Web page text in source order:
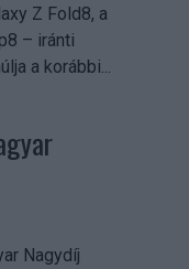
Z Fold8, a
– iránti
a korábbi...
Nagydíj